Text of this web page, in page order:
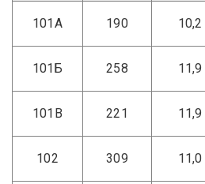
101А 190 10,2
101Б 258 11,9
101В 221 11,9
102 309 11,0